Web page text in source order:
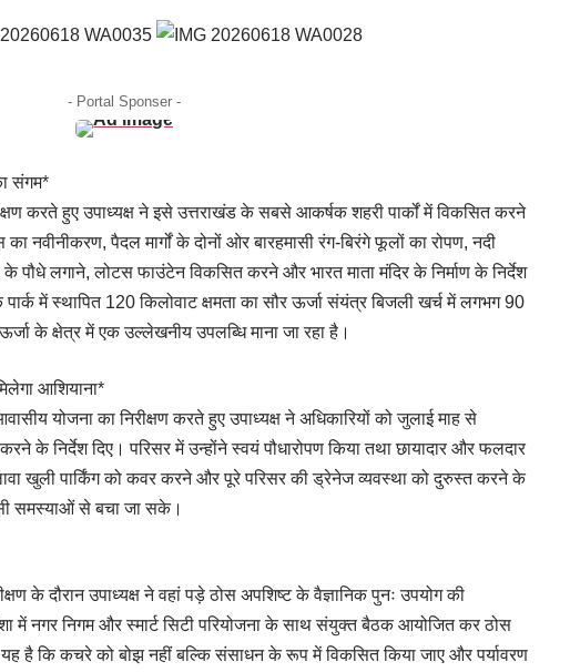
- Portal Sponser -
संगम*
करते हुए उपाध्यक्ष ने इसे उत्तराखंड के सबसे आकर्षक शहरी पार्कों में विकसित करने
नवीनीकरण, पैदल मार्गों के दोनों ओर बारहमासी रंग-बिरंगे फूलों का रोपण, नदी
पौधे लगाने, लोटस फाउंटेन विकसित करने और भारत माता मंदिर के निर्माण के निर्देश
पार्क में स्थापित 120 किलोवाट क्षमता का सौर ऊर्जा संयंत्र बिजली खर्च में लगभग 90
के क्षेत्र में एक उल्लेखनीय उपलब्धि माना जा रहा है।
आशियाना*
योजना का निरीक्षण करते हुए उपाध्यक्ष ने अधिकारियों को जुलाई माह से
के निर्देश दिए। परिसर में उन्होंने स्वयं पौधारोपण किया तथा छायादार और फलदार
खुली पार्किंग को कवर करने और पूरे परिसर की ड्रेनेज व्यवस्था को दुरुस्त करने के
समस्याओं से बचा जा सके।
के दौरान उपाध्यक्ष ने वहां पड़े ठोस अपशिष्ट के वैज्ञानिक पुनः उपयोग की
में नगर निगम और स्मार्ट सिटी परियोजना के साथ संयुक्त बैठक आयोजित कर ठोस
यह है कि कचरे को बोझ नहीं बल्कि संसाधन के रूप में विकसित किया जाए और पर्यावरण